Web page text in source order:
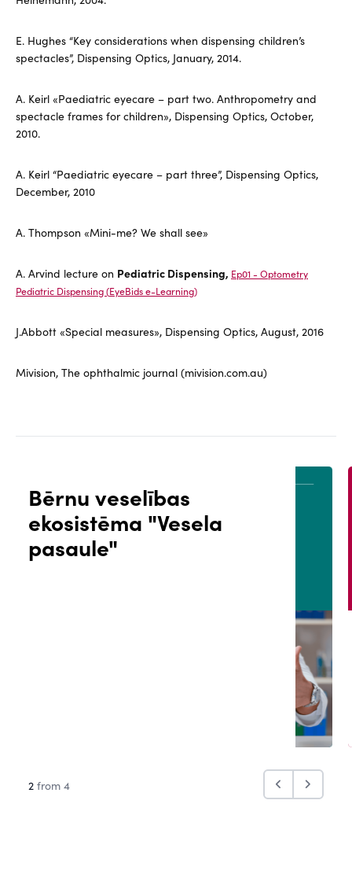
E. Hughes “Key considerations when dispensing children’s
spectacles”, Dispensing Optics, January, 2014.
A. Keirl «Paediatric eyecare – part two. Anthropometry and
spectacle frames for children», Dispensing Optics, October,
2010.
A. Keirl “Paediatric eyecare – part three”, Dispensing Optics,
December, 2010
A. Thompson «Mini-me? We shall see»
A. Arvind lecture on Pediatric Dispensing, Ep01 - Optometry
Pediatric Dispensing (EyeBidse-Learning)
J.Abbott «Special measures», Dispensing Optics, August, 2016
Mivision, The ophthalmic journal (mivision.com.au)
Bērnu veselības
ekosistēma "Vesela
pasaule"
PACIENTA PORTĀLS
2 from 4